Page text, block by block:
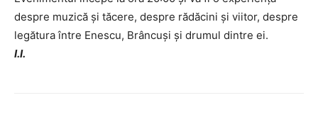
despre muzică și tăcere, despre rădăcini și viitor, despre
legătura între Enescu, Brâncuși și drumul dintre ei.
I.I.